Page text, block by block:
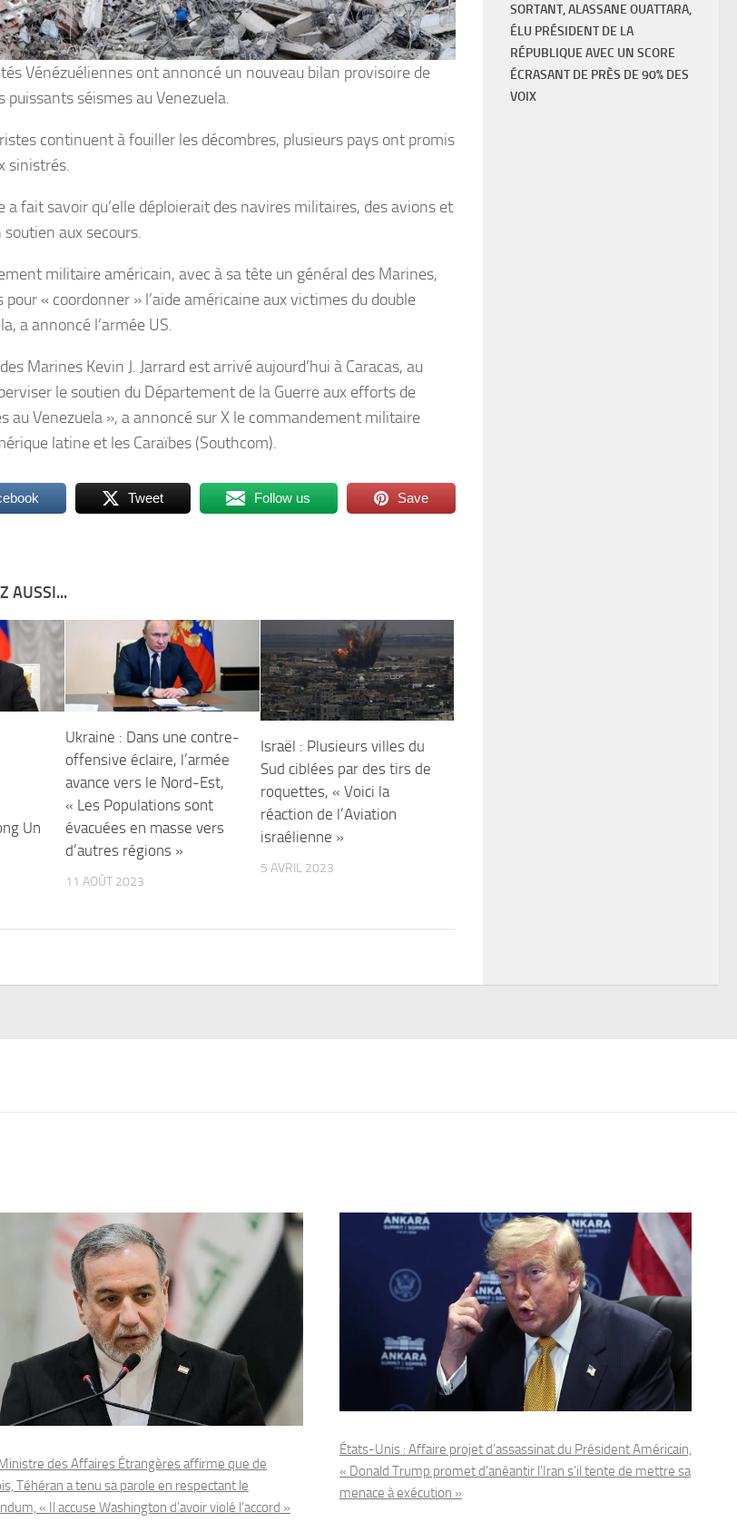
Vénézuéliennes ont annoncé un nouveau bilan provisoire de
puissants séismes au Venezuela.
continuent à fouiller les décombres, plusieurs pays ont promis
sinistrés.
a fait savoir qu’elle déploierait des navires militaires, des avions et
aux secours.
militaire américain, avec à sa tête un général des Marines,
pour « coordonner » l’aide américaine aux victimes du double
a annoncé l’armée US.
Marines Kevin J. Jarrard est arrivé aujourd’hui à Caracas, au
le soutien du Département de la Guerre aux efforts de
au Venezuela », a annoncé sur X le commandement militaire
latine et les Caraïbes (Southcom).
Tweet Follow us Save
AUSSI...
Un
Ukraine : Dans une contre-
offensive éclaire, l’armée
avance vers le Nord-Est,
« Les Populations sont
évacuées en masse vers
d’autres régions »
11 AOÛT 2023
Israël : Plusieurs villes du
Sud ciblées par des tirs de
roquettes, « Voici la
réaction de l’Aviation
israélienne »
5 AVRIL 2023
SORTANT, ALASSANE OUATTARA,
ÉLU PRÉSIDENT DE LA
RÉPUBLIQUE AVEC UN SCORE
ÉCRASANT DE PRÈS DE 90% DES
VOIX
des Affaires Étrangères affirme que de
Téhéran a tenu sa parole en respectant le
« Il accuse Washington d’avoir violé l’accord »
États-Unis : Affaire projet d’assassinat du Président Américain,
« Donald Trump promet d’anéantir l’Iran s’il tente de mettre sa
menace à exécution »